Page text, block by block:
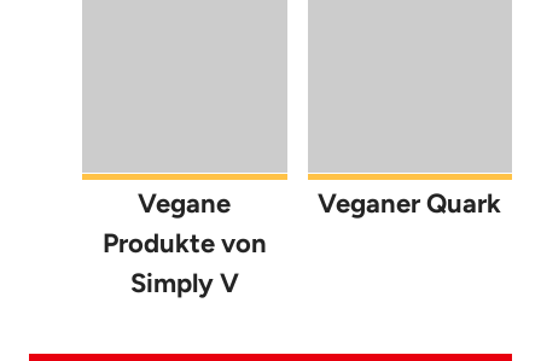
Vegane
Produkte von
Simply V
Veganer Quark